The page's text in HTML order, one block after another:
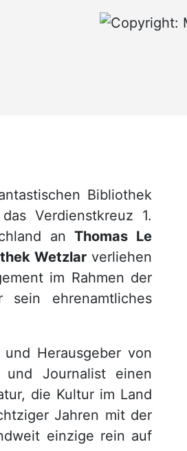
Bibliothek
Verdienstkreuz 1.
anThomas Le
Wetzlarverliehen
im Rahmen der
sein ehrenamtliches
Herausgeber von
und Journalist einen
die Kultur im Land
Jahren mit der
einzige rein auf